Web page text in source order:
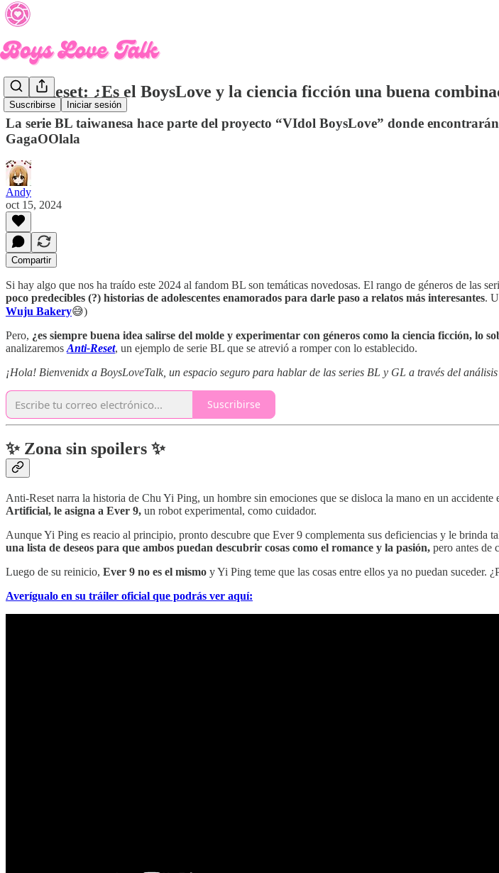
Suscribirse Iniciar sesión
Anti-Reset: ¿Es el BoysLove y la ciencia ficción una buena
La serie BL taiwanesa hace parte del proyecto “VIdol BoysLove” donde
GagaOOlala
Andy
oct 15, 2024
Compartir
Si hay algo que nos ha traído este 2024 al fandom BL son temáticas novedosas. El rango de géneros de las
poco predecibles (?) historias de adolescentes enamorados para darle paso a relatos más interesantes.
Wuju Bakery😅)
Pero, ¿es siempre buena idea salirse del molde y experimentar con géneros como la ciencia ficción, lo
analizaremos Anti-Reset, un ejemplo de serie BL que se atrevió a romper con lo establecido.
¡Hola! Bienvenidx a BoysLoveTalk, un espacio seguro para hablar de las series BL y GL a través del
Suscribirse
✨ Zona sin spoilers ✨
Anti-Reset narra la historia de Chu Yi Ping, un hombre sin emociones que se disloca la mano en un accidente
Artificial, le asigna a Ever 9, un robot experimental, como cuidador.
Aunque Yi Ping es reacio al principio, pronto descubre que Ever 9 complementa sus deficiencias y le brinda
una lista de deseos para que ambos puedan descubrir cosas como el romance y la pasión, pero antes de
Luego de su reinicio, Ever 9 no es el mismo y Yi Ping teme que las cosas entre ellos ya no puedan suceder.
Averígualo en su tráiler oficial que podrás ver aquí: